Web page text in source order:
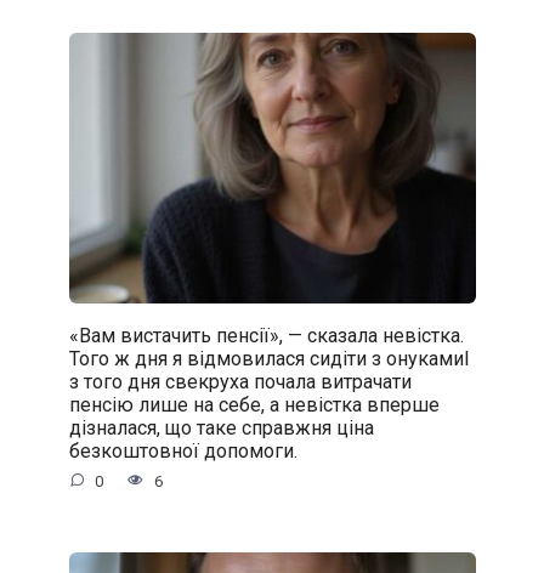
«Вам вистачить пенсії», — сказала невістка.
Того ж дня я відмовилася сидіти з онукамиІ
з того дня свекруха почала витрачати
пенсію лише на себе, а невістка вперше
дізналася, що таке справжня ціна
безкоштовної допомоги.
0 6